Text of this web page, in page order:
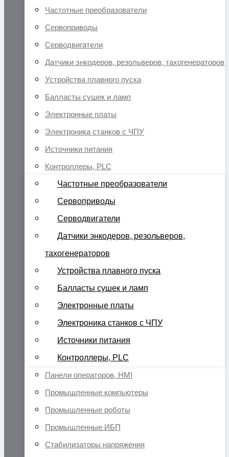
Частотные преобразователи
Сервоприводы
Серводвигатели
Датчики энкодеров, резольверов, тахогенераторов
Устройства плавного пуска
Балласты сушек и ламп
Электронные платы
Электроника станков с ЧПУ
Источники питания
Контроллеры, PLC
Частотные преобразователи
Сервоприводы
Серводвигатели
Датчики энкодеров, резольверов,
тахогенераторов
Устройства плавного пуска
Балласты сушек и ламп
Электронные платы
Электроника станков с ЧПУ
Источники питания
Контроллеры, PLC
Панели операторов, HMI
Промышленные компьютеры
Промышленные роботы
Промышленные ИБП
Стабилизаторы напряжения